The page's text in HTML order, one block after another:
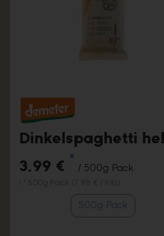
3,99 € *
/ 500g Pack
500g Pack